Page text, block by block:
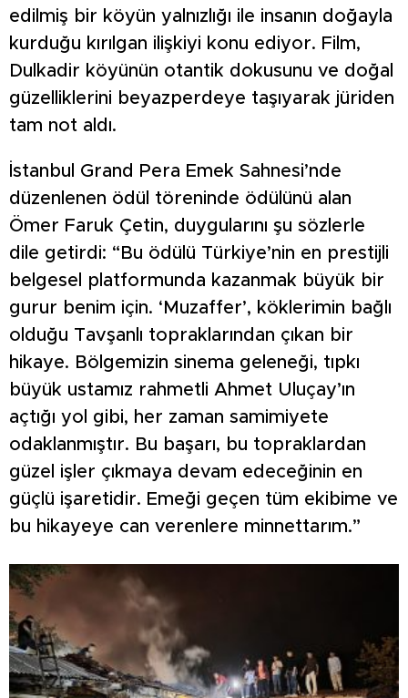
edilmiş bir köyün yalnızlığı ile insanın doğayla
kurduğu kırılgan ilişkiyi konu ediyor. Film,
Dulkadir köyünün otantik dokusunu ve doğal
güzelliklerini beyazperdeye taşıyarak jüriden
tam not aldı.
İstanbul Grand Pera Emek Sahnesi’nde
düzenlenen ödül töreninde ödülünü alan
Ömer Faruk Çetin, duygularını şu sözlerle
dile getirdi: “Bu ödülü Türkiye’nin en prestijli
belgesel platformunda kazanmak büyük bir
gurur benim için. ‘Muzaffer’, köklerimin bağlı
olduğu Tavşanlı topraklarından çıkan bir
hikaye. Bölgemizin sinema geleneği, tıpkı
büyük ustamız rahmetli Ahmet Uluçay’ın
açtığı yol gibi, her zaman samimiyete
odaklanmıştır. Bu başarı, bu topraklardan
güzel işler çıkmaya devam edeceğinin en
güçlü işaretidir. Emeği geçen tüm ekibime ve
bu hikayeye can verenlere minnettarım.”